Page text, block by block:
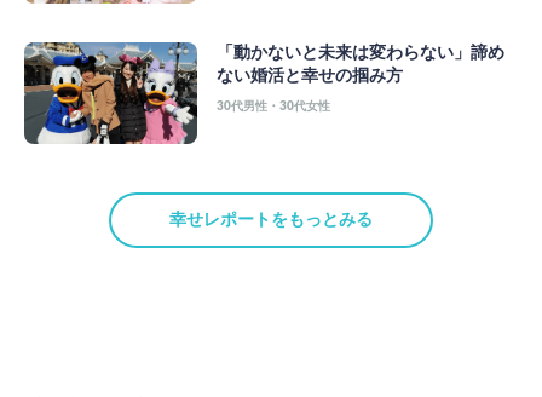
「動かないと未来は変わらない」諦め
ない婚活と幸せの掴み方
30代男性・30代女性
幸せレポートをもっとみる